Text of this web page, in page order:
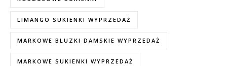
LIMANGO SUKIENKI WYPRZEDAŻ
MARKOWE BLUZKI DAMSKIE WYPRZEDAŻ
MARKOWE SUKIENKI WYPRZEDAŻ